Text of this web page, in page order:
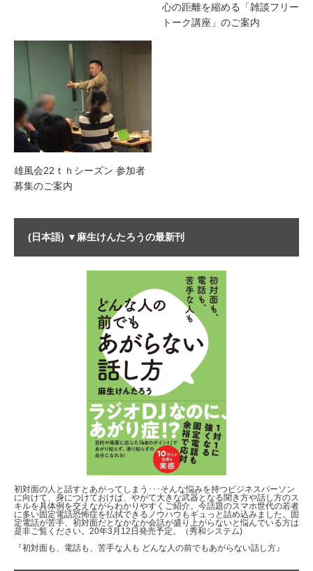
心の距離を縮める「雑談フリー
トーク講座」のご案内
雄風会22ｔｈシーズン 参加者
募集のご案内
(日本語) ▼麻生けんたろうの最新刊
初対面の人と話すとあがってしまう･･･そんな悩みを持つビジネスパーソン
に向けて、身につけておけば、やがて大きな武器となる聞き方や話し方のス
キルを具体例を交えながらわかりやすくご紹介。今話題のスマホ世代の若者
に多い固定電話恐怖症を払拭できるノウハウもギュっと詰め込みました。固
定電話が苦手、初対面だとなかなか会話が盛り上がらないと悩んでいる方は
是非ご覧ください。20年3月12日発売予定。（秀和システム)
『初対面も、電話も、苦手な人も どんな人の前でもあがらない話し方』